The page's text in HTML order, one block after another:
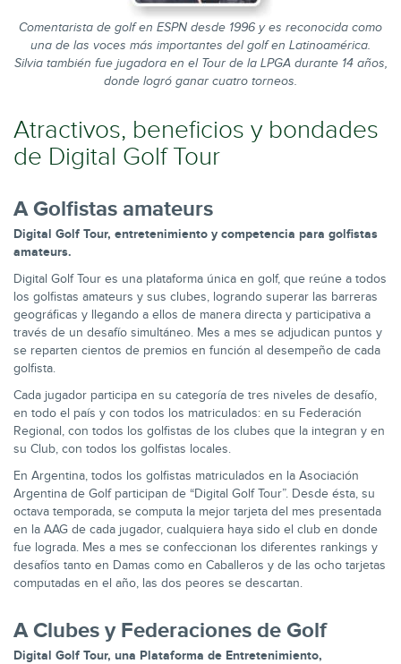
Comentarista de golf en ESPN desde 1996 y es reconocida como
una de las voces más importantes del golf en Latinoamérica.
Silvia también fue jugadora en el Tour de la LPGA durante 14 años,
donde logró ganar cuatro torneos.
Atractivos, beneficios y bondades
de Digital Golf Tour
A Golfistas amateurs
Digital Golf Tour, entretenimiento y competencia para golfistas
amateurs.
Digital Golf Tour es una plataforma única en golf, que reúne a todos
los golfistas amateurs y sus clubes, logrando superar las barreras
geográficas y llegando a ellos de manera directa y participativa a
través de un desafío simultáneo. Mes a mes se adjudican puntos y
se reparten cientos de premios en función al desempeño de cada
golfista.
Cada jugador participa en su categoría de tres niveles de desafío,
en todo el país y con todos los matriculados: en su Federación
Regional, con todos los golfistas de los clubes que la integran y en
su Club, con todos los golfistas locales.
En Argentina, todos los golfistas matriculados en la Asociación
Argentina de Golf participan de “Digital Golf Tour”. Desde ésta, su
octava temporada, se computa la mejor tarjeta del mes presentada
en la AAG de cada jugador, cualquiera haya sido el club en donde
fue lograda. Mes a mes se confeccionan los diferentes rankings y
desafíos tanto en Damas como en Caballeros y de las ocho tarjetas
computadas en el año, las dos peores se descartan.
A Clubes y Federaciones de Golf
Digital Golf Tour, una Plataforma de Entretenimiento,